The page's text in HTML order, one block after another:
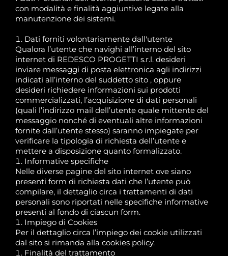
con modalità e finalità aggiuntive legate alla
manutenzione dei sistemi.
Dati forniti volontariamente dall'utente
Qualora l’utente che navighi all’interno del sito
internet di REDESCO PROGETTI s.r.l. desideri
inviare messaggi di posta elettronica agli indirizzi
indicati all’interno del suddetto sito , oppure
desideri richiedere informazioni sui prodotti
commercializzati, l’acquisizione di dati personali
(quali l’indirizzo mail dell’utente quale mittente del
messaggio nonché di eventuali altre informazioni
fornite dall’utente stesso) saranno impiegate per
verificare la tipologia di richiesta dell’utente e
mettere a disposizione quanto formalizzato.
Informative specifiche
Nelle diverse pagine del sito internet ove siano
presenti form di richiesta dati che l’utente può
compilare, il dettaglio circa i trattamenti di dati
personali sono riportati nelle specifiche informative
presenti al fondo di ciascun form.
Impiego di Cookies
Per il dettaglio circa l’impiego dei cookie utilizzati
dal sito si rimanda alla cookies policy.
Finalità del trattamento